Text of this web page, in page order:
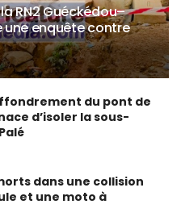
RN2 Guéckédou–
une enquête contre
du pont de
d’isoler la sous-
dans une collision
et une moto à